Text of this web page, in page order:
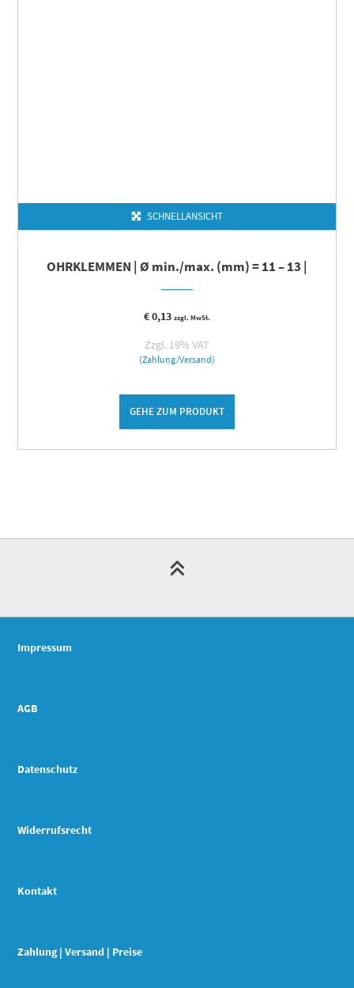
SCHNELLANSICHT
OHRKLEMMEN | Ø min./max. (mm) = 11 – 13 |
€0,13 zzgl. MwSt.
Zzgl. 19% VAT
(Zahlung/Versand)
GEHE ZUM PRODUKT
Impressum
AGB
Datenschutz
Widerrufsrecht
Kontakt
Zahlung | Versand | Preise